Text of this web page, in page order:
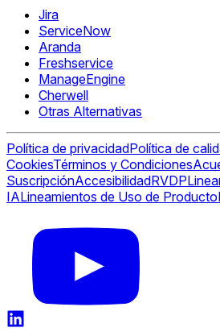
Jira
ServiceNow
Aranda
Freshservice
ManageEngine
Cherwell
Otras Alternativas
Política de privacidadPolítica de
CookiesTérminos y Condiciones
SuscripciónAccesibilidadRVDP
IALineamientos de Uso de Producto